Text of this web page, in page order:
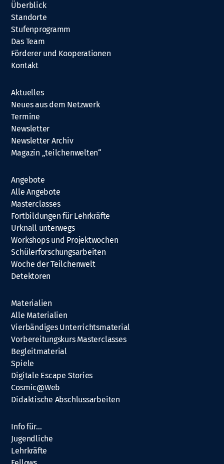
Überblick
Standorte
Stufenprogramm
Das Team
Förderer und Kooperationen
Kontakt
Aktuelles
Neues aus dem Netzwerk
Termine
Newsletter
Newsletter Archiv
Magazin „teilchenwelten“
Angebote
Alle Angebote
Masterclasses
Fortbildungen für Lehrkräfte
Urknall unterwegs
Workshops und Projektwochen
Schülerforschungsarbeiten
Woche der Teilchenwelt
Detektoren
Materialien
Alle Materialien
Vierbändiges Unterrichtsmaterial
Vorbereitungskurs Masterclasses
Begleitmaterial
Spiele
Digitale Escape Stories
Cosmic@Web
Didaktische Abschlussarbeiten
Info für…
Jugendliche
Lehrkräfte